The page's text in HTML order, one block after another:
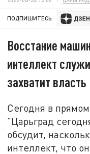
ПОДПИШИТЕСЬ:
Восстание
интеллект
захватит власть
Сегодня в
"Царьград
обсудит,
интеллект, что